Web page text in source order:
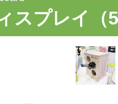
スプレイ（